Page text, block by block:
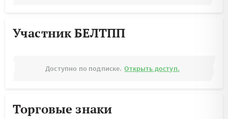
Участник БЕЛТПП
Доступно по подписке. Открыть доступ.
Торговые знаки